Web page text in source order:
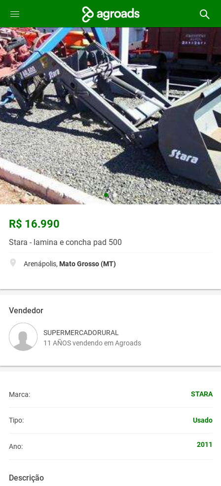
R$ 16.990
Stara - lamina e concha pad 500
Arenápolis, Mato Grosso (MT)
Vendedor
SUPERMERCADORURAL
11 AÑOS vendendo em Agroads
Marca: STARA
Tipo: Usado
Ano: 2011
Descrição